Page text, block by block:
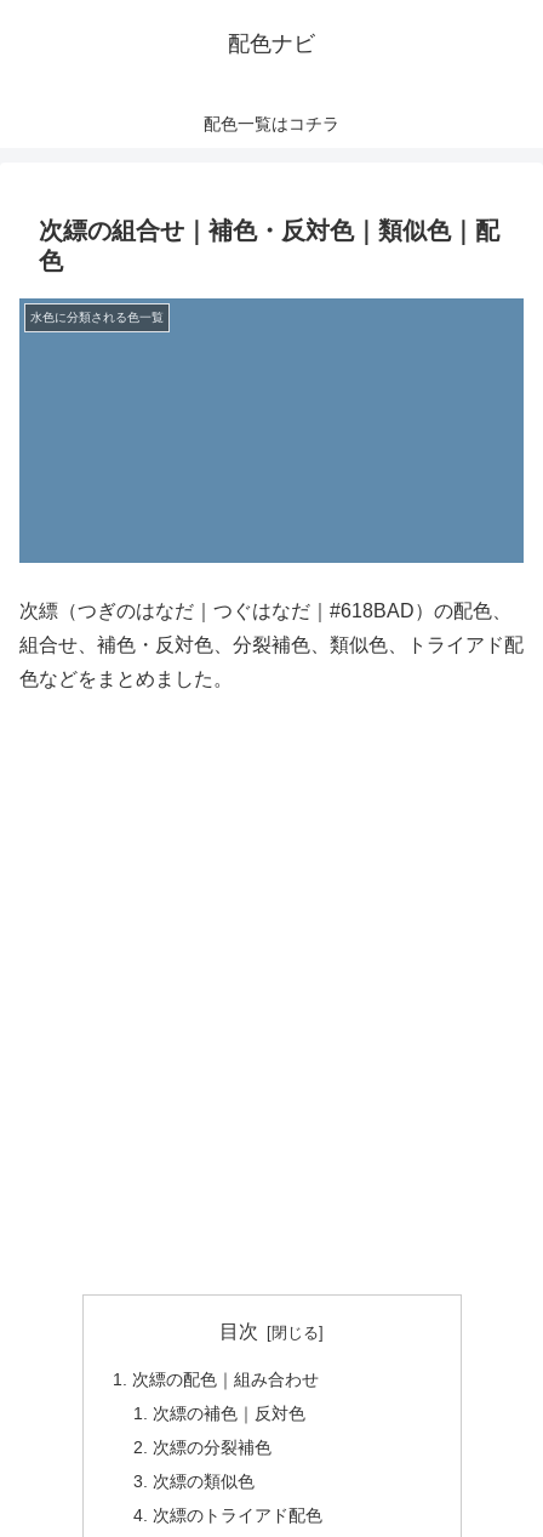
配色ナビ
配色一覧はコチラ
次縹の組合せ｜補色・反対色｜類似色｜配
色
水色に分類される色一覧
次縹（つぎのはなだ｜つぐはなだ｜#618BAD）の配色、
組合せ、補色・反対色、分裂補色、類似色、トライアド配
色などをまとめました。
目次
次縹の配色｜組み合わせ
次縹の補色｜反対色
次縹の分裂補色
次縹の類似色
次縹のトライアド配色